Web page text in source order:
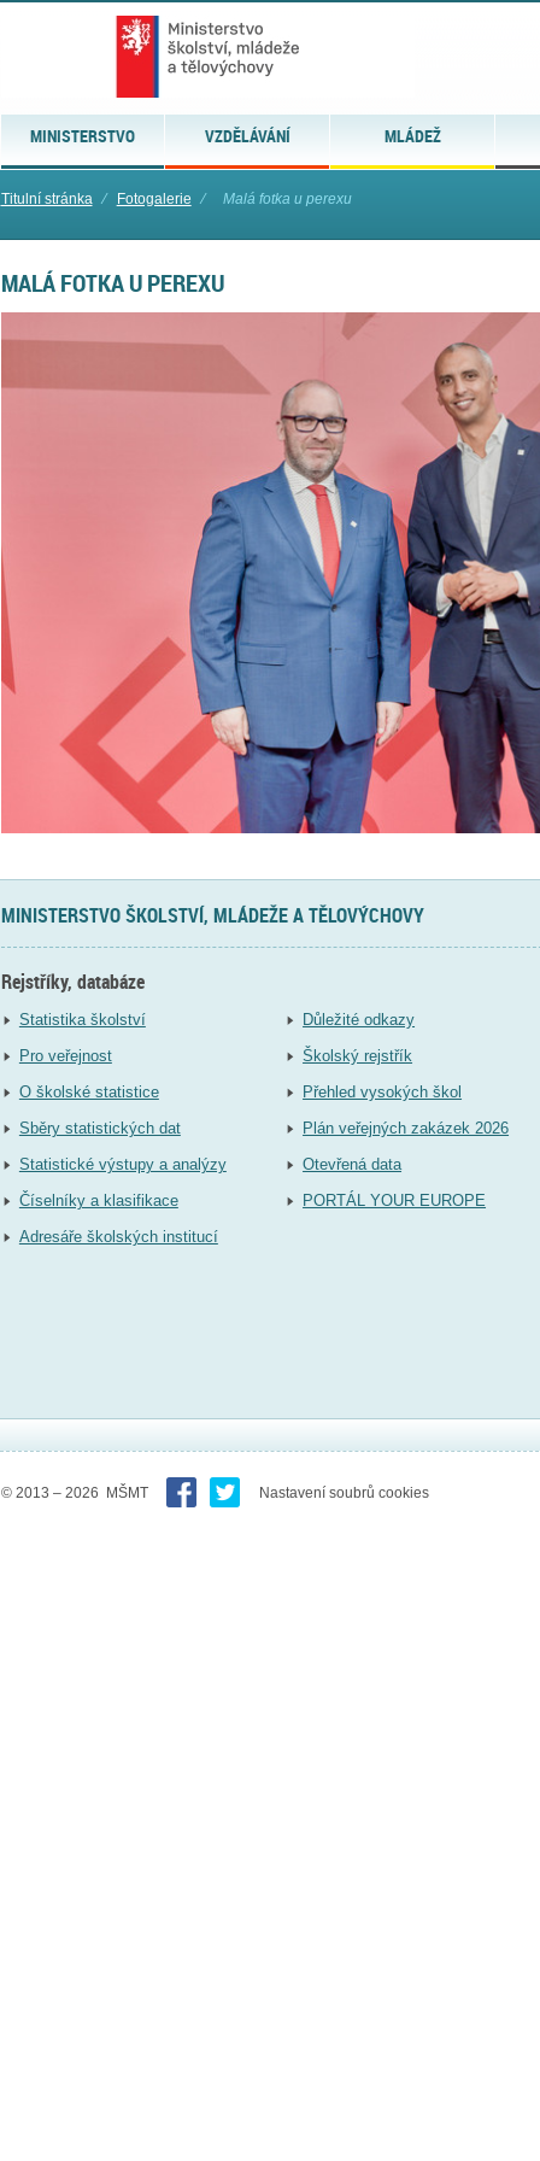
MINISTERSTVO VZDĚLÁVÁNÍ MLÁDEŽ
Titulní stránka ⁄ Fotogalerie ⁄ Malá fotka u perexu
MALÁ FOTKA U PEREXU
MINISTERSTVO ŠKOLSTVÍ, MLÁDEŽE A TĚLOVÝCHOVY
Rejstříky, databáze
Statistika školství
Pro veřejnost
O školské statistice
Sběry statistických dat
Statistické výstupy a analýzy
Číselníky a klasifikace
Adresáře školských institucí
Důležité odkazy
Školský rejstřík
Přehled vysokých škol
Plán veřejných zakázek 2026
Otevřená data
PORTÁL YOUR EUROPE
© 2013 – 2026 MŠMT Nastavení soubrů cookies